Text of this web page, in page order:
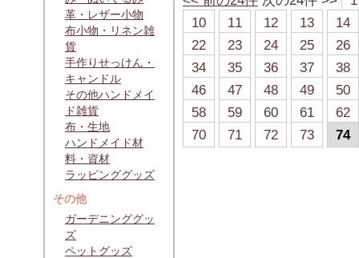
革・レザー小物
布小物・リネン雑
貨
手作りせっけん・
キャンドル
その他ハンドメイ
ド雑貨
布・生地
ハンドメイド材
料・資材
ラッピンググッズ
その他
ガーデニンググッ
ズ
ペットグッズ
10
11 12 13
14
22
23 24 25
26
34
35 36 37
38
46
47 48 49
50
58
59 60 61
62
70
71 72 73 74